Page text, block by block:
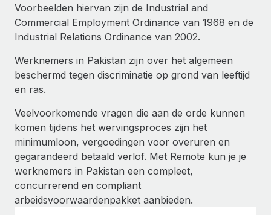
Achtergrondonderzoek
Vereenvoudig het screeningsproces van
kandidaten
Compliance Watchtower
Blijf compliance-risico's voor
Apparaatbeheer
Lever en track wereldwijd IT-middelen
Entiteiten oprichten
Stel snel compliant entiteiten op
Mobiliteit en overplaatsing
Plaats werknemers moeiteloos over
CASESTUDY'S
Hoe AI-pionier Weaviate zijn team met 120%
liet groeien met Remote
Weaviate in één oogopslag Weaviate bouwt open source,
Meer informatie
Reverse Tech's strategische samenwerking
met Remote voor contractor management en
payroll
Support
Alle bronnen bekijken
EOR en PEO
Contractor Management
Belastingen
Naar de blog
Voorbeelden hiervan zijn de Industrial and
Commercial Employment Ordinance van 1968 en de
Industrial Relations Ordinance van 2002.
Werknemers in Pakistan zijn over het algemeen
beschermd tegen discriminatie op grond van leeftijd
en ras.
Veelvoorkomende vragen die aan de orde kunnen
komen tijdens het wervingsproces zijn het
minimumloon, vergoedingen voor overuren en
gegarandeerd betaald verlof. Met Remote kun je je
werknemers in Pakistan een compleet,
concurrerend en compliant
arbeidsvoorwaardenpakket aanbieden.